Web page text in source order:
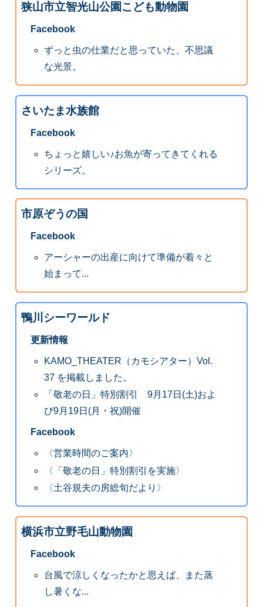
狭山市立智光山公園こども動物園
Facebook
ずっと虫の仕業だと思っていた、不思議
な光景。
さいたま水族館
Facebook
ちょっと嬉しい♪お魚が寄ってきてくれる
シリーズ。
市原ぞうの国
Facebook
アーシャーの出産に向けて準備が着々と
始まって...
鴨川シーワールド
更新情報
KAMO_THEATER（カモシアター）Vol.
37 を掲載しました。
「敬老の日」特別割引 9月17日(土)およ
び9月19日(月・祝)開催
Facebook
〈営業時間のご案内〉
〈「敬老の日」特別割引を実施〉
〈土谷規夫の房総旬だより〉
横浜市立野毛山動物園
Facebook
台風で涼しくなったかと思えば、また蒸
し暑くな...